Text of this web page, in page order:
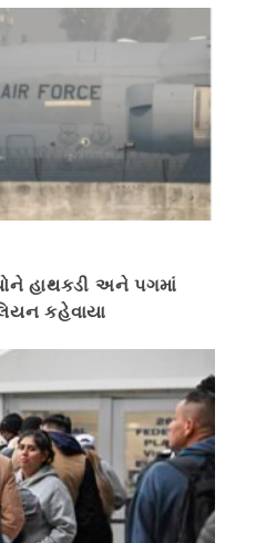
હાથકડી અને પગમાં
કહેવાયા